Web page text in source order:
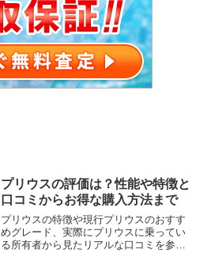
プリウスの評価は？性能や特徴と
口コミからお得な購入方法まで
プリウスの特徴や現行プリウスのおすす
めグレード、実際にプリウスに乗ってい
る所有者から見たリアルな口コミを参考